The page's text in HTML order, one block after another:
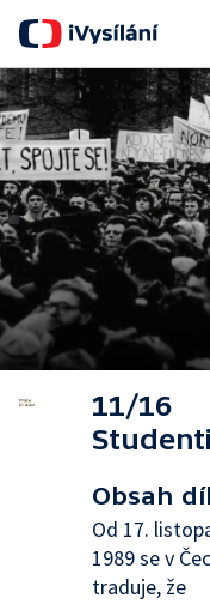
11/16
Studenti
Obsah
Od 17.
1989 se v
traduje, že